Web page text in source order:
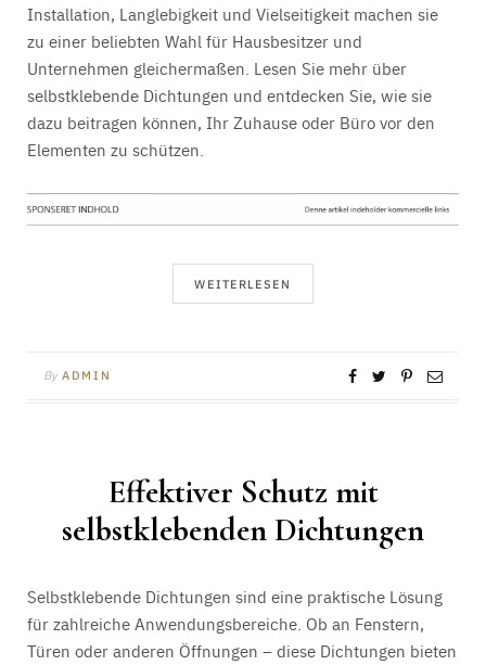
Installation, Langlebigkeit und Vielseitigkeit machen sie
zu einer beliebten Wahl für Hausbesitzer und
Unternehmen gleichermaßen. Lesen Sie mehr über
selbstklebende Dichtungen und entdecken Sie, wie sie
dazu beitragen können, Ihr Zuhause oder Büro vor den
Elementen zu schützen.
WEITERLESEN
By ADMIN
Effektiver Schutz mit
selbstklebenden Dichtungen
Selbstklebende Dichtungen sind eine praktische Lösung
für zahlreiche Anwendungsbereiche. Ob an Fenstern,
Türen oder anderen Öffnungen – diese Dichtungen bieten